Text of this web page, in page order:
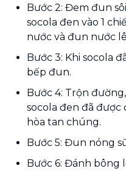
Bước 2: Đem đun
socola đen vào 1
nước và đun nước
Bước 3: Khi socola
bếp đun.
Bước 4: Trộn
socola đen đã
hòa tan chúng.
Bước 5: Đun nóng
Bước 6: Đánh bông